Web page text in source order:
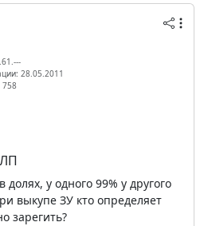
28.05.2011
у одного 99% у другого
выкупе ЗУ кто определяет
зарегить?